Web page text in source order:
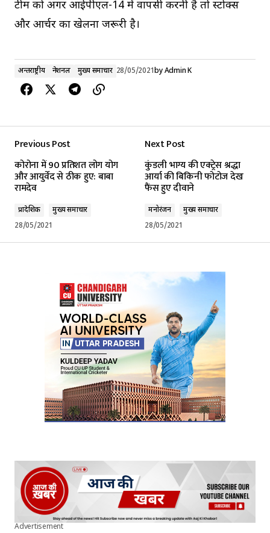
टीम को अगर आईपीएल-14 में वापसी करनी है तो स्टोक्स
और आर्चर का खेलना जरूरी है।
अन्तर्राष्ट्रीय नेशनल मुख्य समाचार 28/05/2021byAdmin K
Previous Post
कोरोना में 90 प्रतिशत लोग योग
और आयुर्वेद से ठीक हुए: बाबा
रामदेव
प्रादेशिक
मुख्य समाचार
28/05/2021
Next Post
कुंडली भाग्य की एक्ट्रेस श्रद्धा
आर्या की बिकिनी फोटोज देख
फैंस हुए दीवाने
मनोरंजन
मुख्य समाचार
28/05/2021
Advertisement